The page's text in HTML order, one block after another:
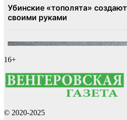
16+
© 2020-2025